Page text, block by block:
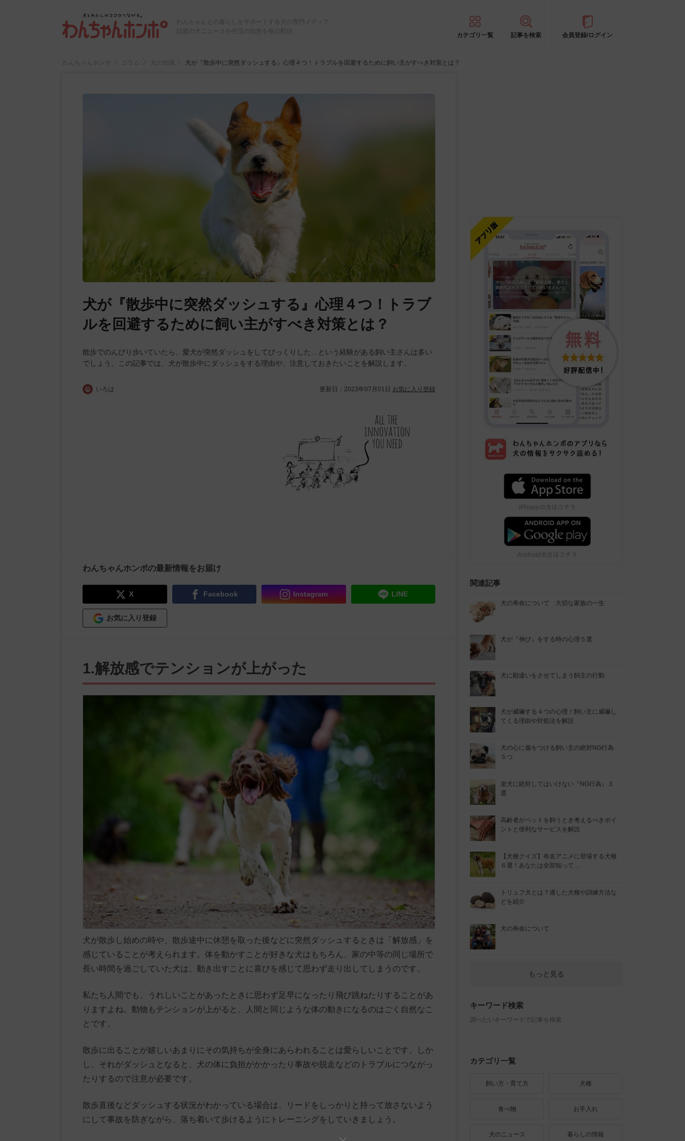
わんちゃんとの暮らしをサポートする犬の専門メディア
話題の犬ニュースや生活の知恵を毎日配信
カテゴリ一覧 記事を検索 会員登録/ログイン
わんちゃんホンポ コラム 犬の知識 犬が『散歩中に突然ダッシュする』心理４つ！トラブルを回避するために飼い主がすべき対策とは？
犬が『散歩中に突然ダッシュする』心理４つ！トラブ
ルを回避するために飼い主がすべき対策とは？
散歩でのんびり歩いていたら、愛犬が突然ダッシュをしてびっくりした…という経験がある飼い主さんは多い
でしょう。この記事では、犬が散歩中にダッシュをする理由や、注意しておきたいことを解説します。
いろは 更新日： 2023年07月01日 お気に入り登録
わんちゃんホンポの最新情報をお届け
X Facebook Instagram LINE
お気に入り登録
1.解放感でテンションが上がった
犬が散歩し始めの時や、散歩途中に休憩を取った後などに突然ダッシュするときは「解放感」を
感じていることが考えられます。体を動かすことが好きな犬はもちろん、家の中等の同じ場所で
長い時間を過ごしていた犬は、動き出すことに喜びを感じて思わず走り出してしまうのです。
私たち人間でも、うれしいことがあったときに思わず足早になったり飛び跳ねたりすることがあ
りますよね。動物もテンションが上がると、人間と同じような体の動きになるのはごく自然なこ
とです。
散歩に出ることが嬉しいあまりにその気持ちが全身にあらわれることは愛らしいことです。しか
し、それがダッシュとなると、犬の体に負担がかかったり事故や脱走などのトラブルにつながっ
たりするので注意が必要です。
散歩直後などダッシュする状況がわかっている場合は、リードをしっかりと持って放さないよう
にして事故を防ぎながら、落ち着いて歩けるようにトレーニングをしていきましょう。
関連記事
犬の寿命について 大切な家族の一生
犬が『伸び』をする時の心理５選
犬に勘違いをさせてしまう飼主の行動
犬が威嚇する４つの心理！飼い主に威嚇し
てくる理由や対処法を解説
犬の心に傷をつける飼い主の絶対NG行為
５つ
老犬に絶対してはいけない『NG行為』３
選
高齢者がペットを飼うとき考えるべきポイ
ントと便利なサービスを解説
【犬種クイズ】有名アニメに登場する犬種
６選！あなたは全部知って…
トリュフ犬とは？適した犬種や訓練方法な
どを紹介
犬の寿命について
もっと見る
キーワード検索
調べたいキーワードで記事を検索
カテゴリ一覧
飼い方・育て方 犬種
食べ物 お手入れ
犬のニュース 暮らしの情報